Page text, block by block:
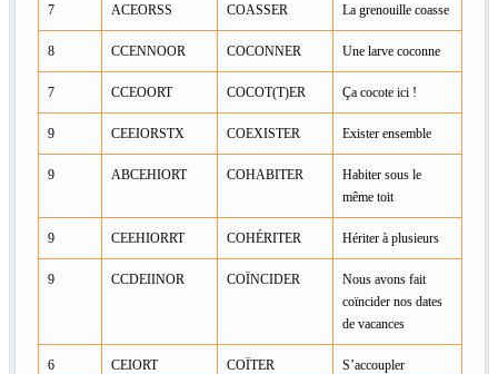
7 ACEORSS COASSER La grenouille coasse
8 CCENNOOR COCONNER Une larve coconne
7 CCEOORT COCOT(T)ER Ça cocote ici !
9 CEEIORSTX COEXISTER Exister ensemble
9 ABCEHIORT COHABITER
Habiter sous le
même toit
9 CEEHIORRT COHÉRITER Hériter à plusieurs
9 CCDEIINOR COÏNCIDER
Nous avons fait
coïncider nos dates
de vacances
6 CEIORT COÏTER S’accoupler